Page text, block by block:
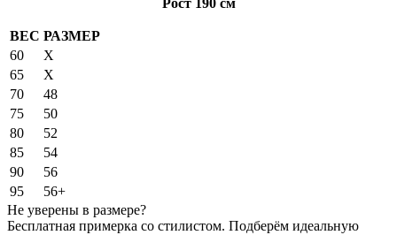
ВЕС РАЗМЕР
60
X
65
X
70
48
75
50
80
52
85
54
90
56
95
56+
Не уверены в размере?
Бесплатная примерка со стилистом. Подберём идеальную